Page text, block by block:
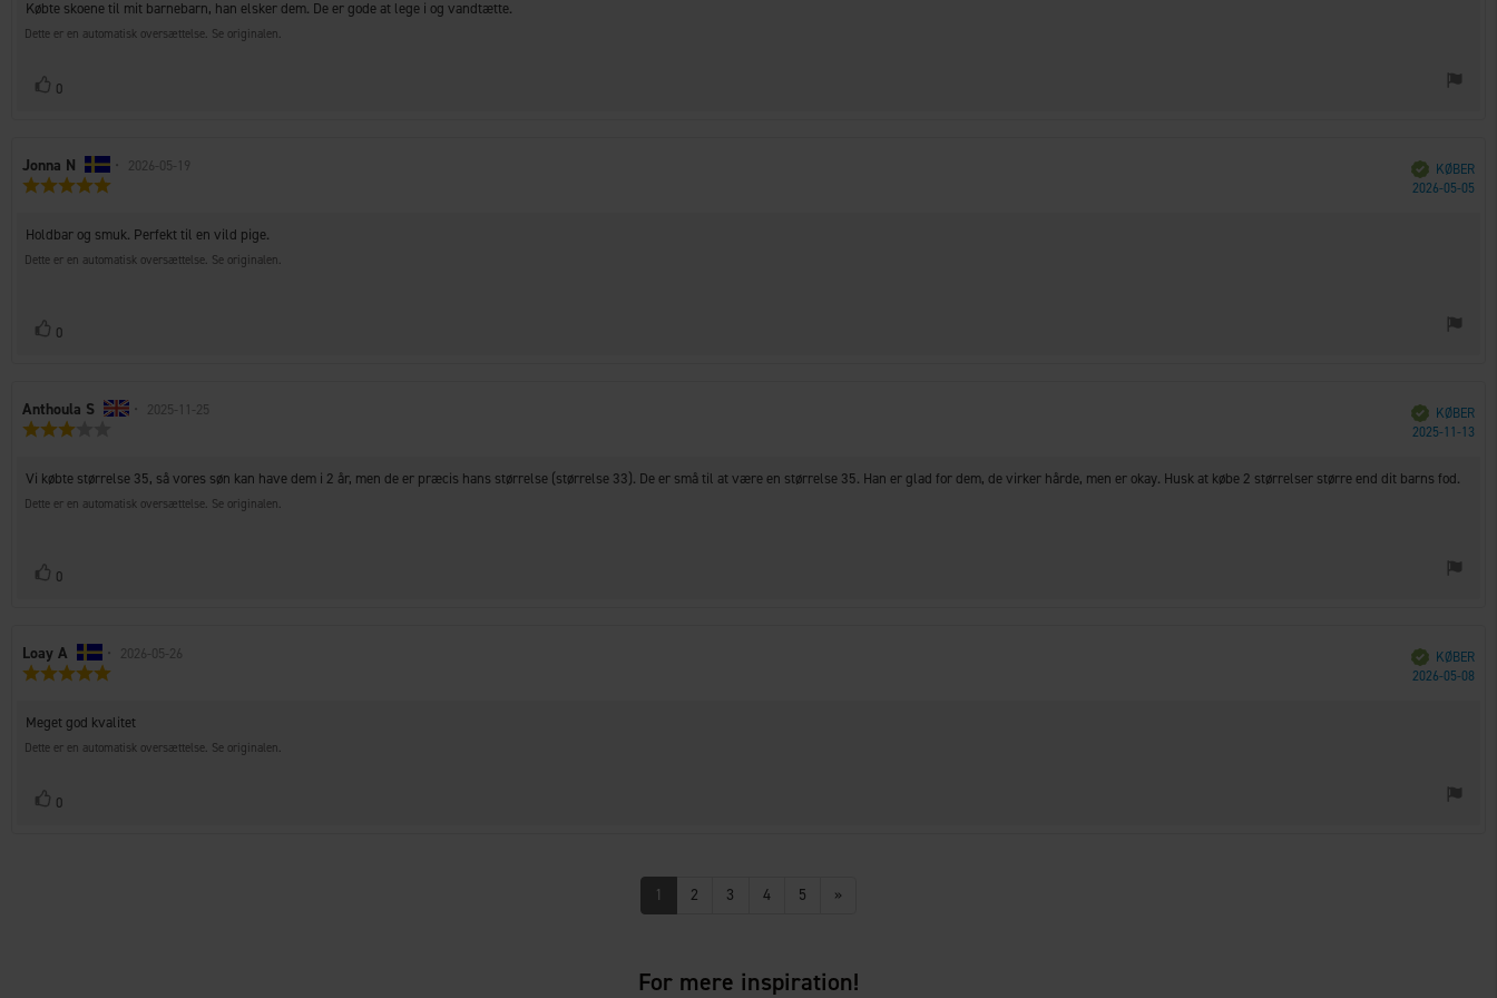
af
5
Tekst
til
Købte skoene til mit barnebarn, han elsker dem. De er gode at lege i og vandtætte.
Dette er en automatisk oversættelse. Se originalen.
Stem
0
Forfatter
af
Jonna N • Bedømmelsesdato:
2026-05-19
af
5
Verificeret
KØBER
2026-05-05
Tekst
til
Holdbar og smuk. Perfekt til en vild pige.
Dette er en automatisk oversættelse. Se originalen.
Stem
0
Forfatter
af
Anthoula S • Bedømmelsesdato:
2025-11-25
af
5
Verificeret
KØBER
2025-11-13
Tekst
til
Vi købte størrelse 35, så vores søn kan have dem i 2 år, men de er præcis hans størrelse (størrelse 33). De er små til at være en størrelse 35. Han er glad for dem, de virker hårde, men er okay. Husk at købe 2 størrelser større end dit barns fod.
Dette er en automatisk oversættelse. Se originalen.
Stem
0
Forfatter
af
Loay A • Bedømmelsesdato:
2026-05-26
af
5
Verificeret
KØBER
2026-05-08
Tekst
til
Meget god kvalitet
Dette er en automatisk oversættelse. Se originalen.
Stem
0
1 2 3 4 5 »
For mere inspiration!